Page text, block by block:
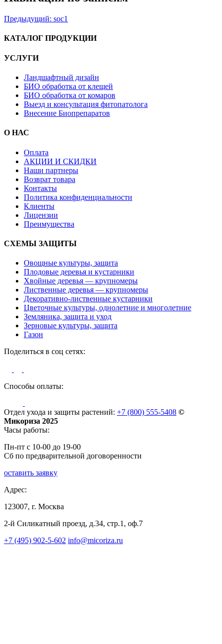
Предыдущий: soc1
КАТАЛОГ ПРОДУКЦИИ
УСЛУГИ
Ландшафтный дизайн
БИО обработка от клещей
БИО обработка от комаров
Выезд и консультация фитопатолога
Внесение Биопрепаратов
О НАС
Оплата
АКЦИИ И СКИДКИ
Наши партнеры
Возврат товара
Контакты
Политика конфиденциальности
Клиенты
Лицензии
Преимущества
СХЕМЫ ЗАЩИТЫ
Овощные культуры, защита
Плодовые деревья и кустарники
Хвойные деревья — крупномеры
Лиственные деревья — крупномеры
Декоративно-лиственные кустарники
Цветочные культуры, однолетние и многолетние
Земляника, защита и уход
Зерновые культуры, защита
Газон
Поделиться в соц сетях:
Способы оплаты:
Отдел ухода и защиты растений: +7 (800) 555-5408 ©
Микориза 2025
Часы работы:
Пн-пт с 10-00 до 19-00
Сб по предварительной договоренности
оставить заявку
Адрес:
123007, г. Москва
2-й Силикатный проезд, д.34, стр.1, оф.7
+7 (495) 902-5-602 info@micoriza.ru